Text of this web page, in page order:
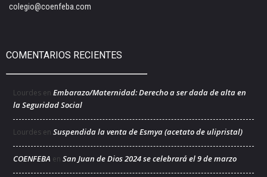
colegio@coenfeba.com
COMENTARIOS RECIENTES
Lourdes en Embarazo/Maternidad: Derecho a ser dada de alta en
la Seguridad Social
Lourdes en Suspendida la venta de Esmya (acetato de ulipristal)
COENFEBA en San Juan de Dios 2024 se celebrará el 9 de marzo